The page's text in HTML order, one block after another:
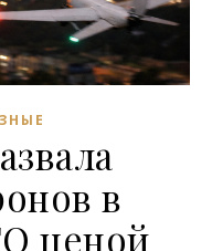
в
ценой